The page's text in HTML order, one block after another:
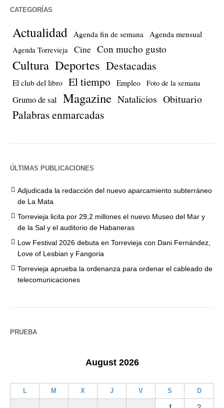
CATEGORÍAS
Actualidad Agenda fin de semana Agenda mensual
Agenda Torrevieja Cine Con mucho gusto
Cultura Deportes Destacadas
El club del libro El tiempo Empleo Foto de la semana
Grumo de sal Magazine Natalicios Obituario
Palabras enmarcadas
ÚLTIMAS PUBLICACIONES
Adjudicada la redacción del nuevo aparcamiento subterráneo
de La Mata
Torrevieja licita por 29,2 millones el nuevo Museo del Mar y
de la Sal y el auditorio de Habaneras
Low Festival 2026 debuta en Torrevieja con Dani Fernández,
Love of Lesbian y Fangoria
Torrevieja aprueba la ordenanza para ordenar el cableado de
telecomunicaciones
PRUEBA
August 2026
L M X J V S D